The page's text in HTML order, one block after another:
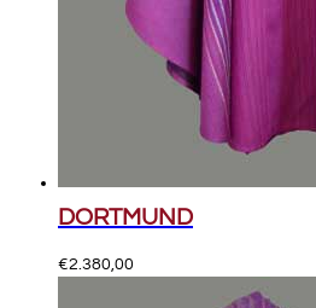
DORTMUND
€2.380,00